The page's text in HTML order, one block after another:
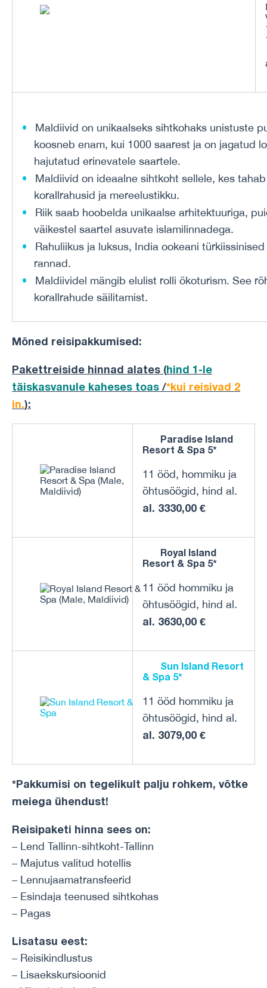
Maldiivid on unikaalseks sihtkohaks unistuste
koosneb enam, kui 1000 saarest ja on jagatud
hajutatud erinevatele saartele.
Maldiivid on ideaalne sihtkoht sellele, kes
korallrahusid ja mereelustikku.
Riik saab hoobelda unikaalse arhitektuuriga,
väikestel saartel asuvate islamilinnadega.
Rahuliikus ja luksus, India ookeani
rannad.
Maldiividel mängib elulist rolli ökoturism. See
korallrahude säilitamist.
Mõned reisipakkumised:
Pakettreiside hinnad alates (hind 1-le
täiskasvanule kaheses toas /*kui reisivad 2
in.):
Paradise Island
Resort & Spa 5*
11 ööd, hommiku ja
õhtusöögid, hind al.
al. 3330,00 €
Royal Island
Resort & Spa 5*
11 ööd hommiku ja
õhtusöögid, hind al.
al. 3630,00 €
Sun Island Resort
& Spa 5*
11 ööd hommiku ja
õhtusöögid, hind al.
al. 3079,00 €
*Pakkumisi on tegelikult palju rohkem, võtke
meiega ühendust!
Reisipaketi hinna sees on:
– Lend Tallinn-sihtkoht-Tallinn
– Majutus valitud hotellis
– Lennujaamatransfeerid
– Esindaja teenused sihtkohas
– Pagas
Lisatasu eest:
– Reisikindlustus
– Lisaekskursioonid